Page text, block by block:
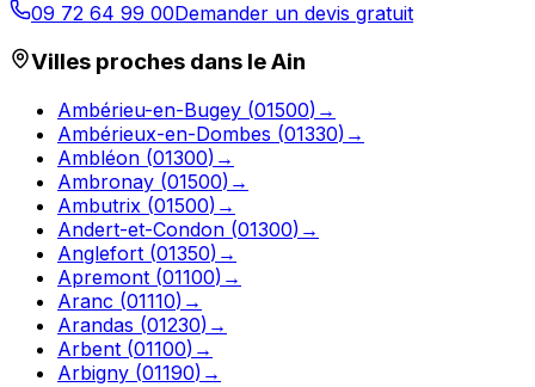
09 72 64 99 00Demander un devis gratuit
Villes proches dans leAin
Ambérieu-en-Bugey (01500) →
Ambérieux-en-Dombes (01330) →
Ambléon (01300) →
Ambronay (01500) →
Ambutrix (01500) →
Andert-et-Condon (01300) →
Anglefort (01350) →
Apremont (01100) →
Aranc (01110) →
Arandas (01230) →
Arbent (01100) →
Arbigny (01190) →